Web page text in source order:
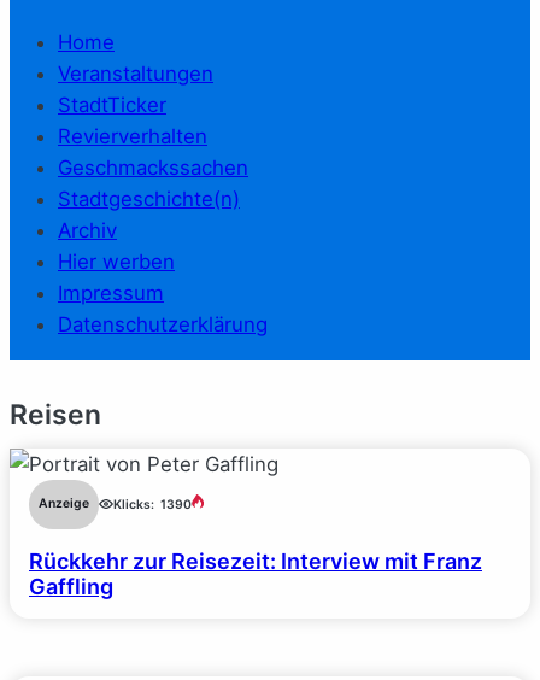
Home
Veranstaltungen
StadtTicker
Revierverhalten
Geschmackssachen
Stadtgeschichte(n)
Archiv
Hier werben
Impressum
Datenschutzerklärung
Reisen
Anzeige Klicks: 1390
Rückkehr zur Reisezeit: Interview mit Franz
Gaffling